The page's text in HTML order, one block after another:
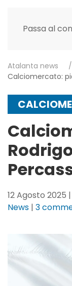
Passa al
Atalanta news
Calciomercato:
12 Agosto 2025 |
News | 3